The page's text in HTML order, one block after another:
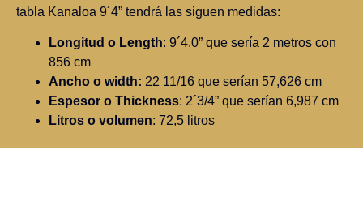
tabla Kanaloa 9´4” tendrá las siguen medidas:
Longitud o Length: 9´4.0” que sería 2 metros con
856 cm
Ancho o width: 22 11/16 que serían 57,626 cm
Espesor o Thickness: 2´3/4” que serían 6,987 cm
Litros o volumen: 72,5 litros